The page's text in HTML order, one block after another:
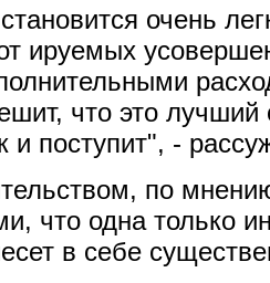
очень
ируемых
что это
и поступит", -
по
что одна только
в себе